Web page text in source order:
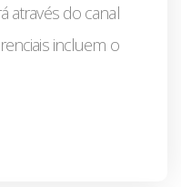
através do canal
incluem o